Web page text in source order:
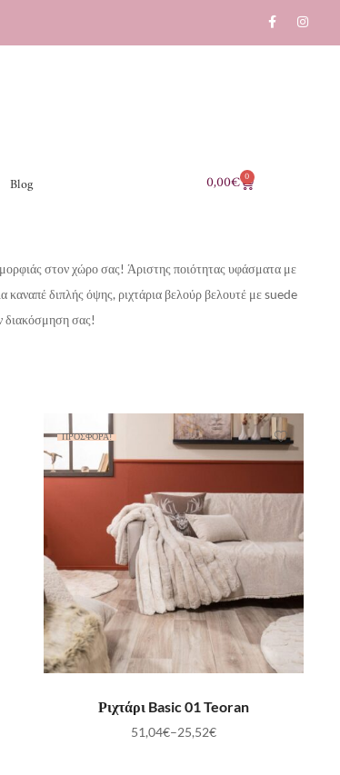
Blog 0,00€ 0
στον χώρο σας! Άριστης ποιότητας υφάσματα με
καναπέ διπλής όψης, ριχτάρια βελούρ βελουτέ με suede
διακόσμηση σας!
ΠΡΟΣΦΟΡΆ!
ΕΠΙΛΟΓΉ
Ριχτάρι Basic 01 Teoran
25,52€
–
51,04€